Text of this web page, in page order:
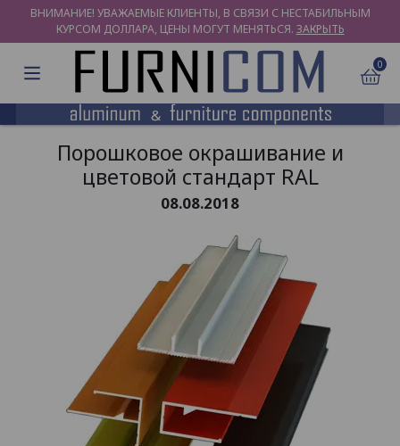
ВНИМАНИЕ! УВАЖАЕМЫЕ КЛИЕНТЫ, В СВЯЗИ С НЕСТАБИЛЬНЫМ
КУРСОМ ДОЛЛАРА, ЦЕНЫ МОГУТ МЕНЯТЬСЯ. ЗАКРЫТЬ
0
Порошковое окрашивание и
цветовой стандарт RAL
08.08.2018